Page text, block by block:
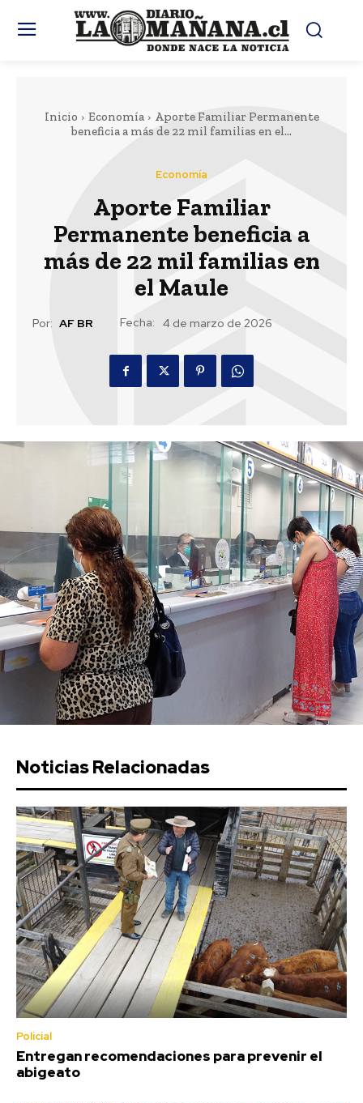
Inicio Economía
Aporte Familiar Permanente
beneficia a más de 22 mil familias en el...
Economía
Aporte Familiar
Permanente beneficia a
más de 22 mil familias en
el Maule
Por: AF BR Fecha: 4 de marzo de 2026
Noticias Relacionadas
Policial
Entregan recomendaciones para prevenir el
abigeato